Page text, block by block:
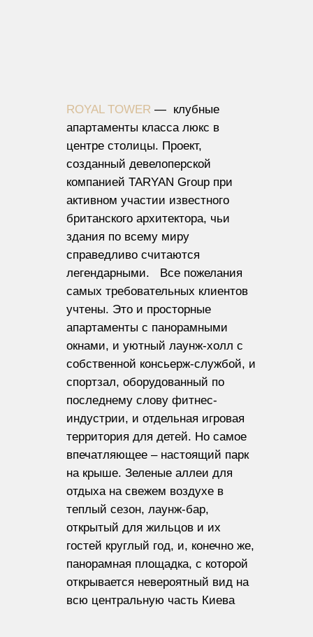
ROYAL TOWER— клубные
апартаменты класса люкс в
центре столицы. Проект,
созданный девелоперской
компанией TARYAN Group при
активном участии известного
британского архитектора, чьи
здания по всему миру
справедливо считаются
легендарными. Все пожелания
самых требовательных клиентов
учтены. Это и просторные
апартаменты с панорамными
окнами, и уютный лаунж-холл с
собственной консьерж-службой, и
спортзал, оборудованный по
последнему слову фитнес-
индустрии, и отдельная игровая
территория для детей. Но самое
впечатляющее – настоящий парк
на крыше. Зеленые аллеи для
отдыха на свежем воздухе в
теплый сезон, лаунж-бар,
открытый для жильцов и их
гостей круглый год, и, конечно же,
панорамная площадка, с которой
открывается невероятный вид на
всю центральную часть Киева